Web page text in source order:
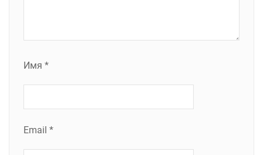
Имя *
Email *